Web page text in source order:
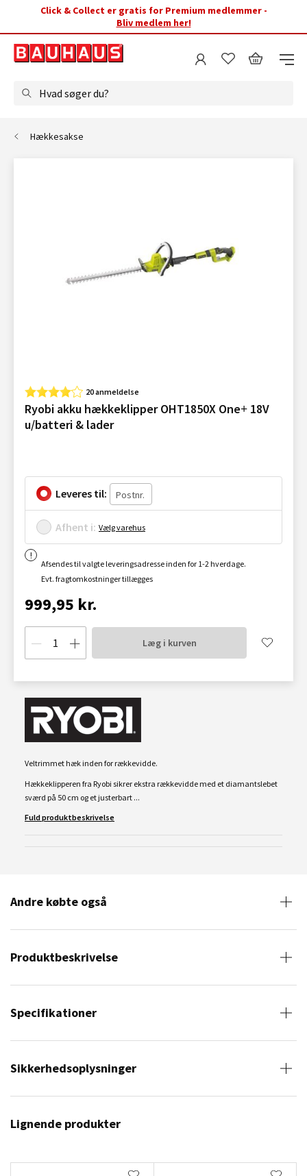
Click & Collect er gratis for Premium medlemmer -
Bliv medlem her!
Hvad søger du?
Hækkesakse
20 anmeldelse
Ryobi akku hækkeklipper OHT1850X One+ 18V
u/batteri & lader
Leveres til:
Afhent i: Vælg varehus
Afsendes til valgte leveringsadresse inden for 1-2 hverdage.
Evt. fragtomkostninger tillægges
999,95 kr.
Læg i kurven
Veltrimmet hæk inden for rækkevidde.
Hækkeklipperen fra Ryobi sikrer ekstra rækkevidde med et diamantslebet
sværd på 50 cm og et justerbart ...
Fuld produktbeskrivelse
Andre købte også
Produktbeskrivelse
Specifikationer
Sikkerhedsoplysninger
Lignende produkter